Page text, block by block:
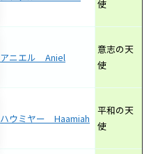
使
アニエル Aniel
意志の天
使
ハウミヤー Haamiah
平和の天
使